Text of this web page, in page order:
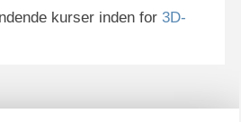
kurser inden for 3D-